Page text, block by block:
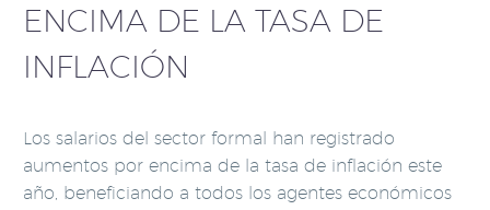
ENCIMA DE LA TASA DE
INFLACIÓN
Los salarios del sector formal han registrado
aumentos por encima de la tasa de inflación este
año, beneficiando a todos los agentes económicos